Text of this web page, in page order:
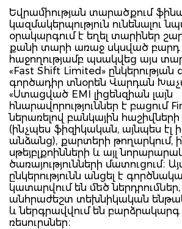
Եվրամիության տարածքում
կազմակերպություն ունենալու
օրակարգում է եղել տարիներ
քանի տարի առաջ սկսված բարդ
հաջողությամբ պսակվեց այս
«Fast Shift Limited» ընկերության
գործադիր տնօրեն Վարդան
«Ստացված EMI լիցենզիան լայն
հնարավորություններ է բացում
ներառելով բանկային
(ինչպես ֆիզիկական, այնպես
անձանց), քարտերի թողարկում,
սթեյբլքոինների և այլ
ծառայությունների մատուցում։
ընկերությունն անցել է
կատարվում են մեծ
անհրաժեշտ տեխնիկական
և ներգրավվում են բարձրակարգ
ռեսուրսներ։